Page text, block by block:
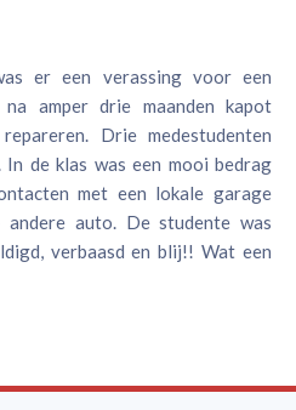
er een verassing voor een
amper drie maanden kapot
Drie medestudenten
de klas was een mooi bedrag
met een lokale garage
auto. De studente was
verbaasd en blij!! Wat een